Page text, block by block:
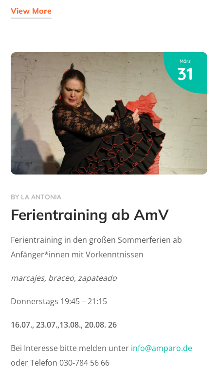
View More
März
31
BY LA ANTONIA
Ferientraining ab AmV
Ferientraining in den großen Sommerferien ab
Anfänger*innen mit Vorkenntnissen
marcajes, braceo, zapateado
Donnerstags 19:45 – 21:15
16.07., 23.07.,13.08., 20.08. 26
Bei Interesse bitte melden unter info@amparo.de
oder Telefon 030-784 56 66